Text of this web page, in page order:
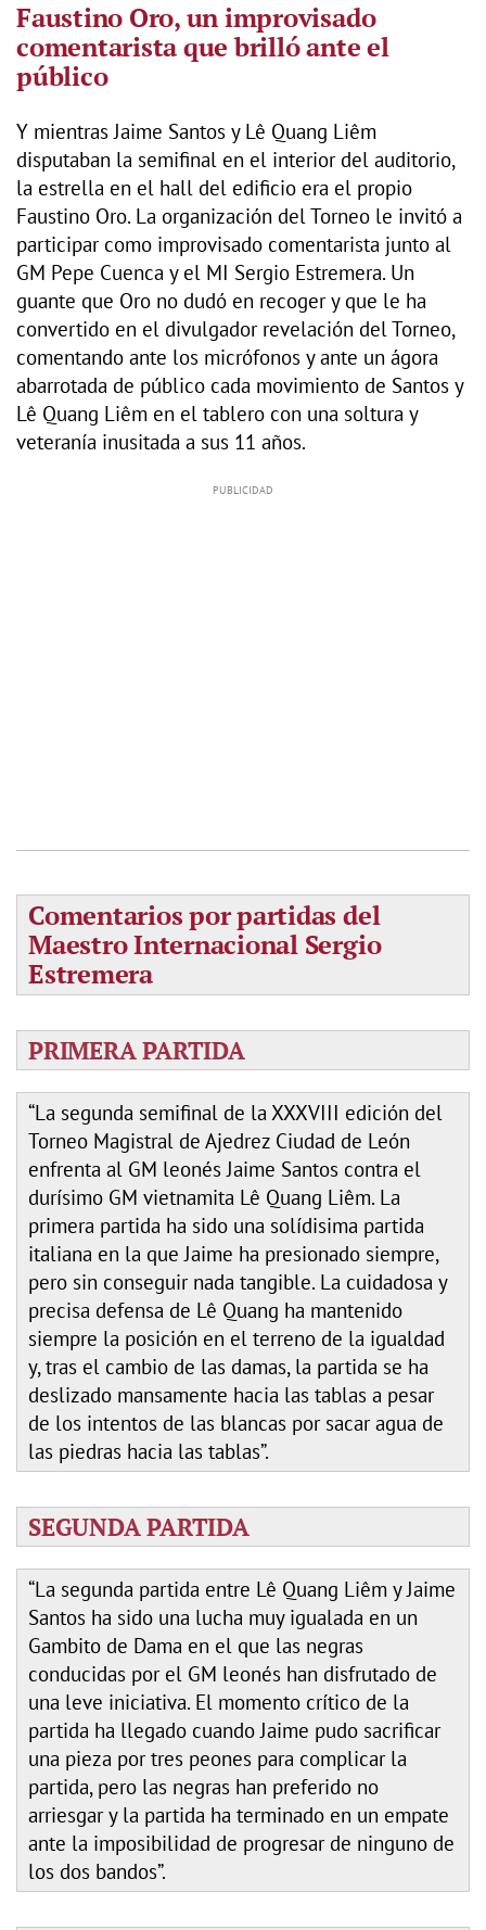
Faustino Oro, un improvisado
comentarista que brilló ante el
público
Y mientras Jaime Santos y Lê Quang Liêm
disputaban la semifinal en el interior del auditorio,
la estrella en el hall del edificio era el propio
Faustino Oro. La organización del Torneo le invitó a
participar como improvisado comentarista junto al
GM Pepe Cuenca y el MI Sergio Estremera. Un
guante que Oro no dudó en recoger y que le ha
convertido en el divulgador revelación del Torneo,
comentando ante los micrófonos y ante un ágora
abarrotada de público cada movimiento de Santos y
Lê Quang Liêm en el tablero con una soltura y
veteranía inusitada a sus 11 años.
Comentarios por partidas del
Maestro Internacional Sergio
Estremera
PRIMERA PARTIDA
“La segunda semifinal de la XXXVIII edición del
Torneo Magistral de Ajedrez Ciudad de León
enfrenta al GM leonés Jaime Santos contra el
durísimo GM vietnamita Lê Quang Liêm. La
primera partida ha sido una solídisima partida
italiana en la que Jaime ha presionado siempre,
pero sin conseguir nada tangible. La cuidadosa y
precisa defensa de Lê Quang ha mantenido
siempre la posición en el terreno de la igualdad
y, tras el cambio de las damas, la partida se ha
deslizado mansamente hacia las tablas a pesar
de los intentos de las blancas por sacar agua de
las piedras hacia las tablas”.
SEGUNDA PARTIDA
“La segunda partida entre Lê Quang Liêm y Jaime
Santos ha sido una lucha muy igualada en un
Gambito de Dama en el que las negras
conducidas por el GM leonés han disfrutado de
una leve iniciativa. El momento crítico de la
partida ha llegado cuando Jaime pudo sacrificar
una pieza por tres peones para complicar la
partida, pero las negras han preferido no
arriesgar y la partida ha terminado en un empate
ante la imposibilidad de progresar de ninguno de
los dos bandos”.